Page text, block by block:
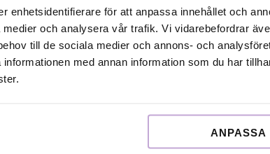
enhetsidentifierare för att anpassa innehållet och
och analysera vår trafik. Vi vidarebefordrar
till de sociala medier och annons- och
informationen med annan information som du har
ANPASSA
– årligen över 250 evenemang. Bland de
festivalsuccéer som Johannes
och Patrik Eklunds Oscarsnominerade
senaste året har Andreas bott i Schweiz där
festivaldistribution på Langfilm –